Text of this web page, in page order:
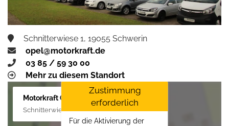
Schnitterwiese 1, 19055 Schwerin
opel@motorkraft.de
03 85 / 59 30 00
Mehr zu diesem Standort
Motorkraft GmbH
Schnitterwiese 1, 19055 Schwerin
Zustimmung
erforderlich
Für die Aktivierung der